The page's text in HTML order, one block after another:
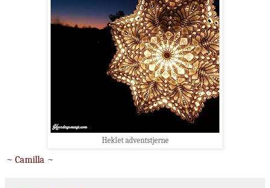
Heklet adventstjerne
~ Camilla ~